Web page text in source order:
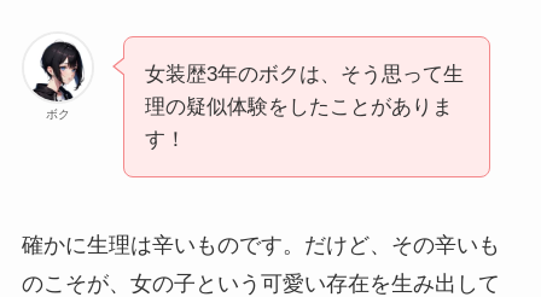
ボク
女装歴3年のボクは、そう思って生
理の疑似体験をしたことがありま
す！
確かに生理は辛いものです。だけど、その辛いも
のこそが、女の子という可愛い存在を生み出して